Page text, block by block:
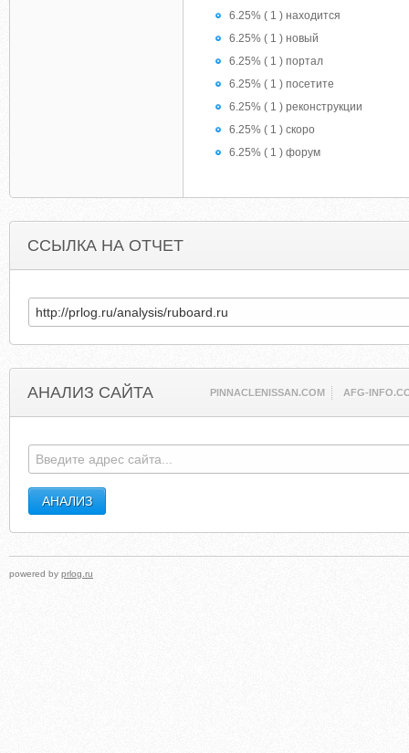
6.25% ( 1 ) находится
6.25% ( 1 ) новый
6.25% ( 1 ) портал
6.25% ( 1 ) посетите
6.25% ( 1 ) реконструкции
6.25% ( 1 ) скоро
6.25% ( 1 ) форум
ССЫЛКА НА ОТЧЕТ
АНАЛИЗ САЙТА PINNACLENISSAN.COM AFG-
powered by prlog.ru